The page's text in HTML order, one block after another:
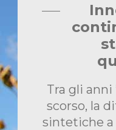
Tra gli anni
scorso, la
sintetiche a